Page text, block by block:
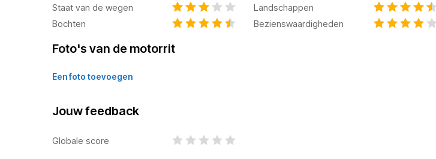
Staat van de wegen
Landschappen
Bochten
Bezienswaardigheden
Foto's van de motorrit
Een foto toevoegen
Jouw feedback
Globale score